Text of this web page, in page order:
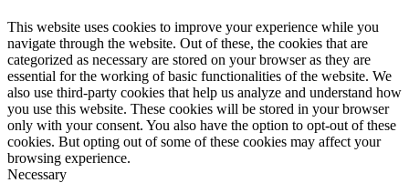
This website uses cookies to improve your experience while you
navigate through the website. Out of these, the cookies that are
categorized as necessary are stored on your browser as they are
essential for the working of basic functionalities of the website. We
also use third-party cookies that help us analyze and understand how
you use this website. These cookies will be stored in your browser
only with your consent. You also have the option to opt-out of these
cookies. But opting out of some of these cookies may affect your
browsing experience.
Necessary